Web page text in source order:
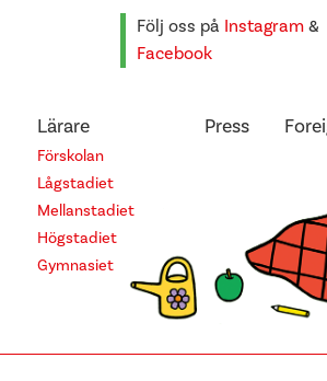
Följ oss på Instagram &
Facebook
Lärare
Förskolan
Lågstadiet
Mellanstadiet
Högstadiet
Gymnasiet
Press